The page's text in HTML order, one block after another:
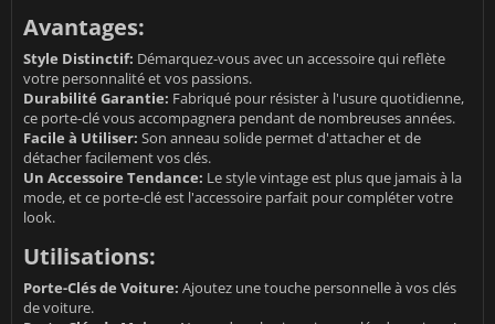
Avantages:
Style Distinctif: Démarquez-vous avec un accessoire qui reflète
votre personnalité et vos passions.
Durabilité Garantie: Fabriqué pour résister à l'usure quotidienne,
ce porte-clé vous accompagnera pendant de nombreuses années.
Facile à Utiliser: Son anneau solide permet d'attacher et de
détacher facilement vos clés.
Un Accessoire Tendance: Le style vintage est plus que jamais à la
mode, et ce porte-clé est l'accessoire parfait pour compléter votre
look.
Utilisations:
Porte-Clés de Voiture: Ajoutez une touche personnelle à vos clés
de voiture.